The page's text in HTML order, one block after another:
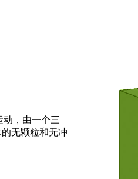
动，由一个三
无颗粒和无冲